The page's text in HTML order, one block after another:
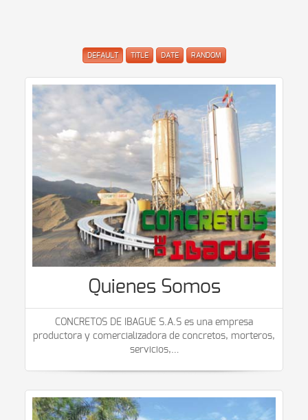
DEFAULT TITLE DATE RANDOM
Quienes Somos
CONCRETOS DE IBAGUE S.A.S es una empresa
productora y comercializadora de concretos, morteros,
servicios,…